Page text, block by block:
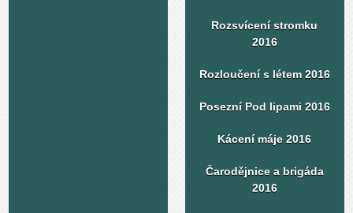
Rozsvícení stromku
2016
Rozloučení s létem 2016
Posezní Pod lipami 2016
Kácení máje 2016
Čarodějnice a brigáda
2016